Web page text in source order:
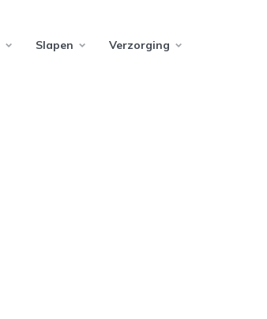
Slapen Verzorging